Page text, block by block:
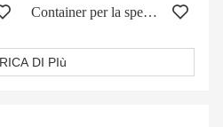
Container per la spedizione di merci dalla Cina agli Stati Uniti
DI PIù